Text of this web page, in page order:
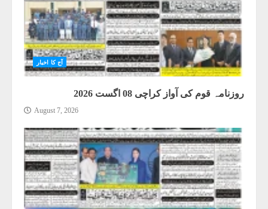
آج کا اخبار
روزنامہ قوم کی آواز کراچی 08 اگست 2026
August 7, 2026